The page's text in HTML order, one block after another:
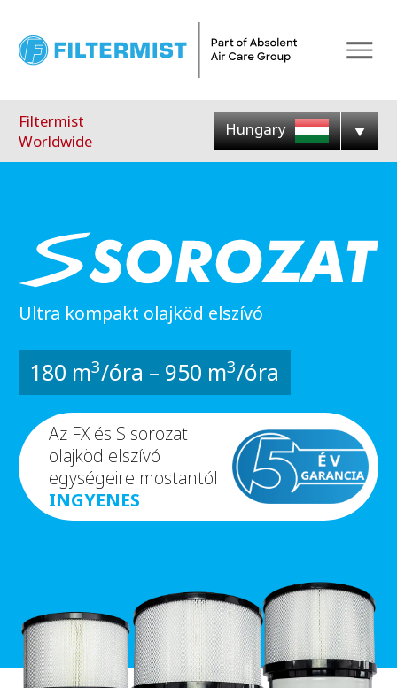
Filtermist
Worldwide
Hungary
Ultra kompakt olajköd elszívó
180 m3/óra – 950 m3/óra
Az FX és S sorozat
olajköd elszívó
egységeire mostantól
INGYENES